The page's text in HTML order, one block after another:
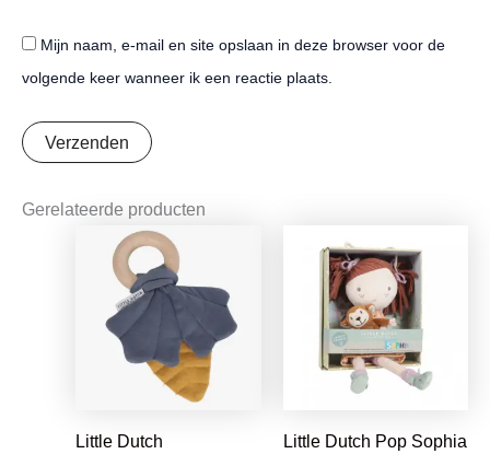
Mijn naam, e-mail en site opslaan in deze browser voor de
volgende keer wanneer ik een reactie plaats.
Gerelateerde producten
Little Dutch
Oorspronkelijke
prijs
was:
€7,95.
Huidige
prijs
is:
€6,28.
Little Dutch Pop Sophia
prijs
was:
€21,99.
prijs
is:
€17,37.